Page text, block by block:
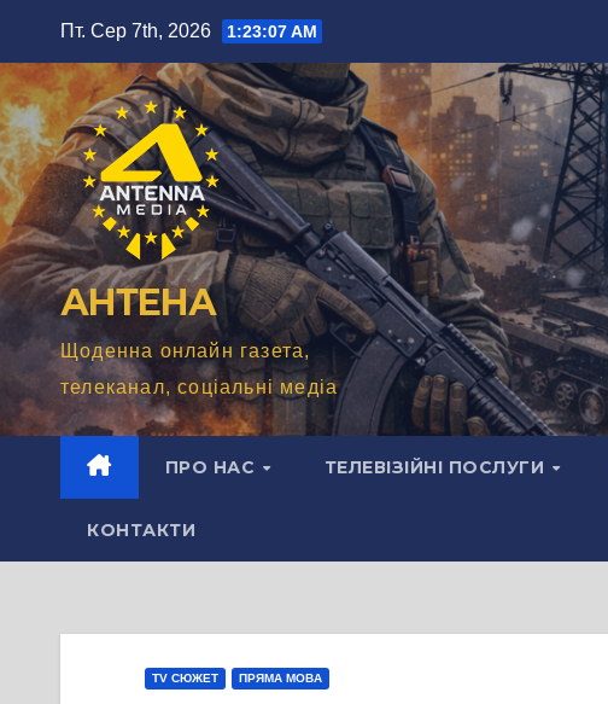
вмісту
Пт. Сер 7th, 2026 1:23:08 AM
АНТЕНА
Щоденна онлайн газета,
телеканал, соціальні медіа
ПРО НАС ТЕЛЕВІЗІЙНІ ПОСЛУГИ
КОНТАКТИ
TV СЮЖЕТ ПРЯМА МОВА